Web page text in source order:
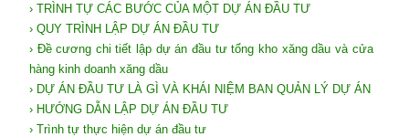
› TRÌNH TỰ CÁC BƯỚC CỦA MỘT DỰ ÁN ĐẦU TƯ
› QUY TRÌNH LẬP DỰ ÁN ĐẦU TƯ
› Đề cương chi tiết lập dự án đầu tư tổng kho xăng dầu và cửa
hàng kinh doanh xăng dầu
› DỰ ÁN ĐẦU TƯ LÀ GÌ VÀ KHÁI NIỆM BAN QUẢN LÝ DỰ ÁN
› HƯỚNG DẪN LẬP DỰ ÁN ĐẦU TƯ
› Trình tự thực hiện dự án đầu tư